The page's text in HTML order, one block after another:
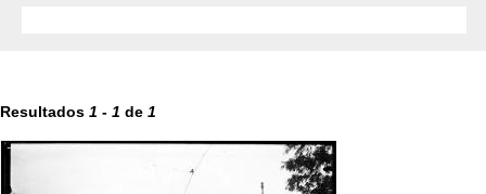
Resultados 1 - 1 de 1